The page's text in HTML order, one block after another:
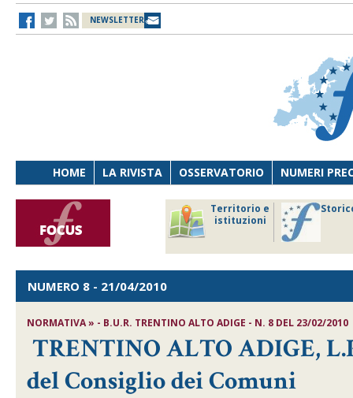
NEWSLETTER
HOME LA RIVISTA OSSERVATORIO NUMERI
Territorio e
istituzioni
NUMERO 8 - 21/04/2010
NORMATIVA » - B.U.R. TRENTINO ALTO ADIGE - N. 8 DEL 23/02/2010
TRENTINO ALTO ADIGE,
del Consiglio dei Comuni